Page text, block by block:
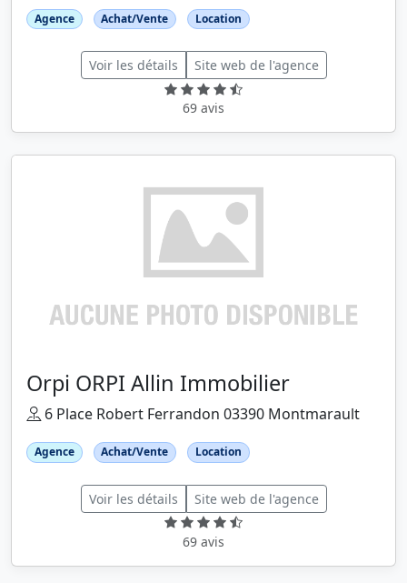
Agence Achat/Vente Location
Voir les détails Site web de l'agence
69 avis
Orpi ORPI Allin Immobilier
6 Place Robert Ferrandon 03390 Montmarault
Agence Achat/Vente Location
Voir les détails Site web de l'agence
69 avis